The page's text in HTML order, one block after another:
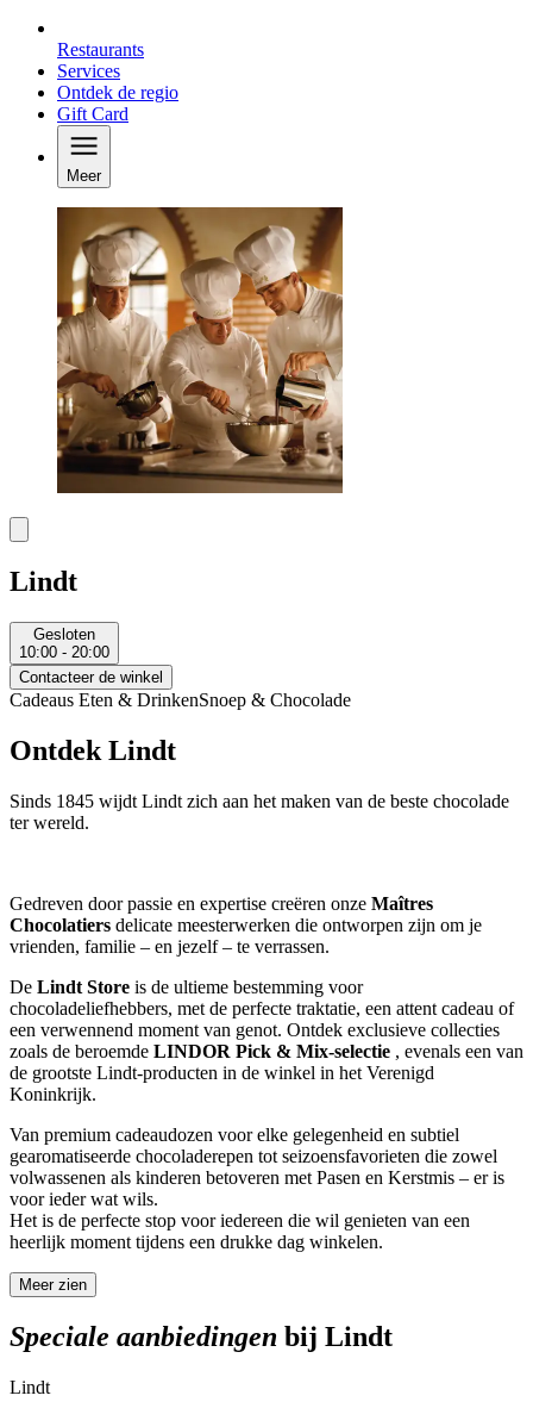
Restaurants
Services
Ontdek de regio
Gift Card
Meer
Lindt
Gesloten
10:00 - 20:00
Contacteer de winkel
Cadeaus Eten & DrinkenSnoep & Chocolade
Ontdek Lindt
Sinds 1845 wijdt Lindt zich aan het maken van de beste chocolade
ter wereld.
Gedreven door passie en expertise creëren onze Maîtres
Chocolatiers delicate meesterwerken die ontworpen zijn om je
vrienden, familie – en jezelf – te verrassen.
De Lindt Store is de ultieme bestemming voor
chocoladeliefhebbers, met de perfecte traktatie, een attent cadeau of
een verwennend moment van genot. Ontdek exclusieve collecties
zoals de beroemde LINDOR Pick & Mix-selectie , evenals een van
de grootste Lindt-producten in de winkel in het Verenigd
Koninkrijk.
Van premium cadeaudozen voor elke gelegenheid en subtiel
gearomatiseerde chocoladerepen tot seizoensfavorieten die zowel
volwassenen als kinderen betoveren met Pasen en Kerstmis – er is
voor ieder wat wils.
Het is de perfecte stop voor iedereen die wil genieten van een
heerlijk moment tijdens een drukke dag winkelen.
Meer zien
Speciale aanbiedingen bij Lindt
Lindt